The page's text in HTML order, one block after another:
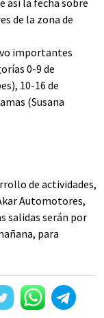
así la fecha sobre
de la zona de
importantes
0-9 de
10-16 de
(Susana
de actividades,
Automotores,
salidas serán por
para